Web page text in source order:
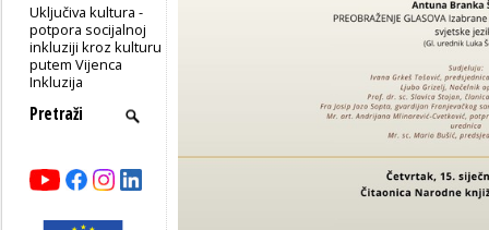
Uključiva kultura -
potpora socijalnoj
inkluziji kroz kulturu
putem Vijenca
Inkluzija